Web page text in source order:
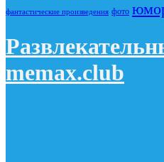
фантастические произведения фото
memax.club